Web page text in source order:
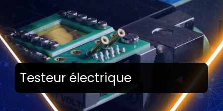
Testeur électrique